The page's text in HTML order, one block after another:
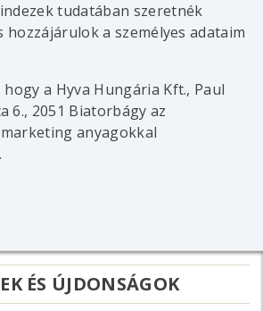
tudatában szeretnék
hozzájárulok a személyes adataim
a Hyva Hungária Kft., Paul
6., 2051 Biatorbágy az
anyagokkal
ÉS ÚJDONSÁGOK